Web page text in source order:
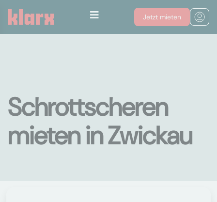
Jetzt mieten
Schrottscheren
mieten in Zwickau